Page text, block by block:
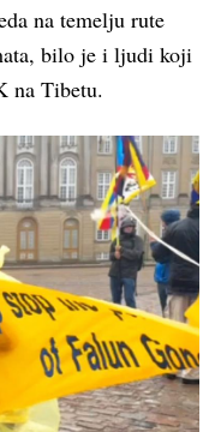
na temelju rute
bilo je i ljudi koji
na Tibetu.